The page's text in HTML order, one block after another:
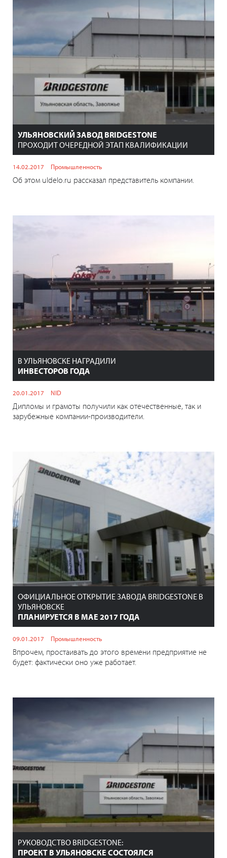
УЛЬЯНОВСКИЙ ЗАВОД BRIDGESTONE
ПРОХОДИТ ОЧЕРЕДНОЙ ЭТАП КВАЛИФИКАЦИИ
14.02.2017 Промышленность
Об этом uldelo.ru рассказал представитель компании.
В УЛЬЯНОВСКЕ НАГРАДИЛИ
ИНВЕСТОРОВ ГОДА
20.01.2017 NID
Дипломы и грамоты получили как отечественные, так и
зарубежные компании-производители.
ОФИЦИАЛЬНОЕ ОТКРЫТИЕ ЗАВОДА BRIDGESTONE В
УЛЬЯНОВСКЕ
ПЛАНИРУЕТСЯ В МАЕ 2017 ГОДА
09.01.2017 Промышленность
Впрочем, простаивать до этого времени предприятие не
будет: фактически оно уже работает.
РУКОВОДСТВО BRIDGESTONE:
ПРОЕКТ В УЛЬЯНОВСКЕ СОСТОЯЛСЯ